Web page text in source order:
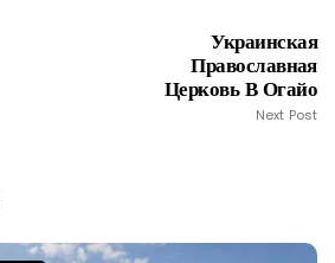
Украинская
Православная
Церковь В Огайо
Next Post